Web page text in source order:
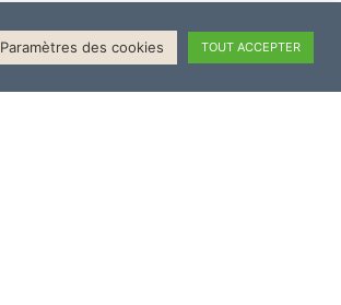
Paramètres des cookies TOUT ACCEPTER